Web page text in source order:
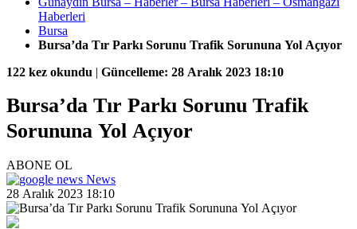
Haberleri
Bursa
Bursa’da Tır Parkı Sorunu Trafik Sorununa Yol Açıyor
122 kez okundu | Güncelleme: 28 Aralık 2023 18:10
Bursa’da Tır Parkı Sorunu Trafik
Sorununa Yol Açıyor
ABONE OL
News
28 Aralık 2023 18:10